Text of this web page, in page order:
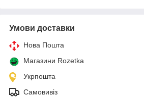
Умови доставки
Нова Пошта
Магазини Rozetka
Укрпошта
Самовивіз